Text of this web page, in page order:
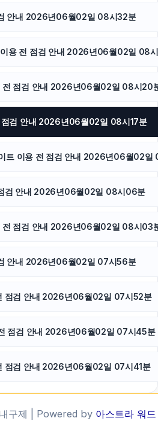
안내 2026년06월02일 08시32분
이용 전 점검 안내 2026년06월02일 08
전 점검 안내 2026년06월02일 08시20
점검 안내 2026년06월02일 08시17분
트 이용 전 점검 안내 2026년06월02일
검 안내 2026년06월02일 08시06분
전 점검 안내 2026년06월02일 08시03
안내 2026년06월02일 07시56분
점검 안내 2026년06월02일 07시52분
점검 안내 2026년06월02일 07시45분
점검 안내 2026년06월02일 07시41분
구제 | Powered by 아스트라 워드